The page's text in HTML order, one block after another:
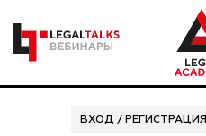
ВХОД / РЕГИСТРАЦИЯ